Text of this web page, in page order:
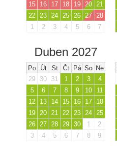
15
16 17 18 19 20 21
22 23 24 25 26 27 28
1
2 3 4 5 6 7
Duben 2027
Po Út St Čt Pá So Ne
29
30 31 1 2 3
4
5
6 7 8 9 10
11
12
13 14 15 16 17
18
19 20 21 22 23 24 25
26 27 28 29 30 1
2
3
4 5 6 7 8 9